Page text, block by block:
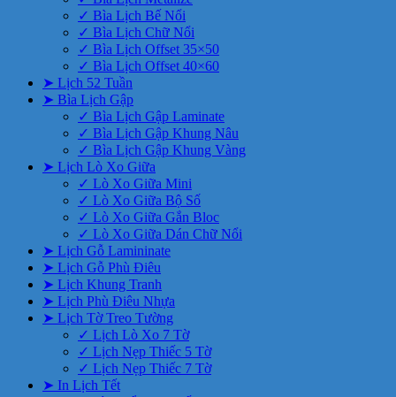
✓ Bìa Lịch Bế Nổi
✓ Bìa Lịch Chữ Nổi
✓ Bìa Lịch Offset 35×50
✓ Bìa Lịch Offset 40×60
➤ Lịch 52 Tuần
➤ Bìa Lịch Gập
✓ Bìa Lịch Gập Laminate
✓ Bìa Lịch Gập Khung Nâu
✓ Bìa Lịch Gập Khung Vàng
➤ Lịch Lò Xo Giữa
✓ Lò Xo Giữa Mini
✓ Lò Xo Giữa Bộ Số
✓ Lò Xo Giữa Gắn Bloc
✓ Lò Xo Giữa Dán Chữ Nổi
➤ Lịch Gỗ Lamininate
➤ Lịch Gỗ Phù Điêu
➤ Lịch Khung Tranh
➤ Lịch Phù Điêu Nhựa
➤ Lịch Tờ Treo Tường
✓ Lịch Lò Xo 7 Tờ
✓ Lịch Nẹp Thiếc 5 Tờ
✓ Lịch Nẹp Thiếc 7 Tờ
➤ In Lịch Tết